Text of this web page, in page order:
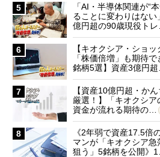
5
「AI・半導体関連が“
ることに変わりはない
億円超の90歳現役トレ
6
【キオクシア・ショッ
「株価倍増」も期待で
銘柄5選】資産3億円超
7
【資産10億円超・か
厳選！】「キオクシア
資金が流れる期待の…
8
《2年弱で資産17.5倍
マンが「キオクシア急
狙う」5銘柄を公開》